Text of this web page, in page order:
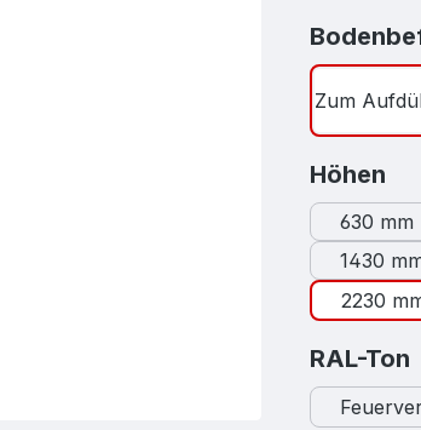
Zum
Höhen
630 mm
1430
2230
RAL-Ton